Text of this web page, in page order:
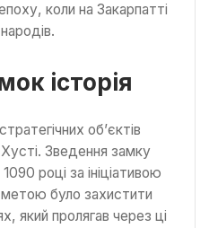
коли на Закарпатті
історія
об’єктів
Зведення замку
році за ініціативою
було захистити
який пролягав через ці